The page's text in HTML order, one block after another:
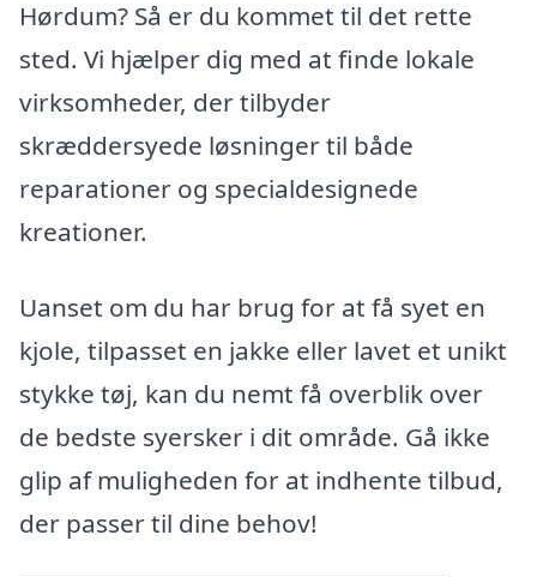
Hørdum? Så er du kommet til det rette
sted. Vi hjælper dig med at finde lokale
virksomheder, der tilbyder
skræddersyede løsninger til både
reparationer og specialdesignede
kreationer.
Uanset om du har brug for at få syet en
kjole, tilpasset en jakke eller lavet et unikt
stykke tøj, kan du nemt få overblik over
de bedste syersker i dit område. Gå ikke
glip af muligheden for at indhente tilbud,
der passer til dine behov!